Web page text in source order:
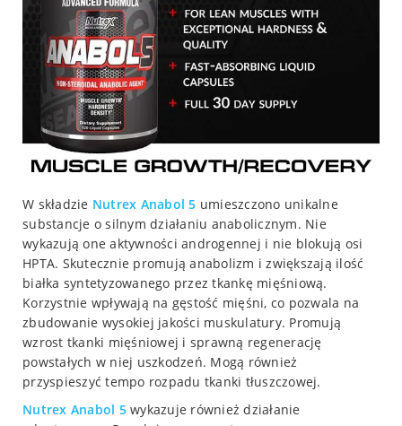
W składzie Nutrex Anabol 5 umieszczono unikalne
substancje o silnym działaniu anabolicznym. Nie
wykazują one aktywności androgennej i nie blokują osi
HPTA. Skutecznie promują anabolizm i zwiększają ilość
białka syntetyzowanego przez tkankę mięśniową.
Korzystnie wpływają na gęstość mięśni, co pozwala na
zbudowanie wysokiej jakości muskulatury. Promują
wzrost tkanki mięśniowej i sprawną regenerację
powstałych w niej uszkodzeń. Mogą również
przyspieszyć tempo rozpadu tkanki tłuszczowej.
Nutrex Anabol 5 wykazuje również działanie